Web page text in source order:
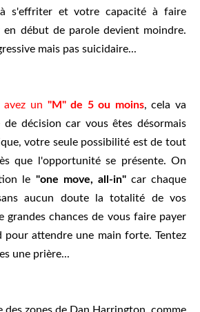
s'effriter et votre capacité à faire
début de parole devient moindre.
mais pas suicidaire...
avez un "M" de 5 ou moins, cela va
décision car vous êtes désormais
votre seule possibilité est de tout
que l'opportunité se présente. On
le "one move, all-in"car chaque
aucun doute la totalité de vos
grandes chances de vous faire payer
attendre une main forte. Tentez
une prière...
des zones de Dan Harrington, comme